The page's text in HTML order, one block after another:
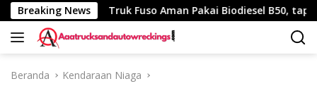
Langsung
ke
konten
Breaking News
Km Truk Fuso Aman Pakai Biodiesel B50, tapi Ada
Beranda Kendaraan Niaga